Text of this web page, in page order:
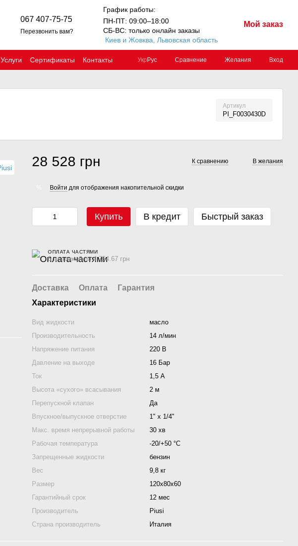
067 407-75-75
Перезвонить вам?
График работы:
ПН-ПТ: 09:00–18:00
СБ-ВС: только онлайн заказы
Киев и Жовква, Львовская область
Мой заказ
Услуги Сертификаты Контакты Укр Рус Сравнение Желания Вход
Артикул
PI_F0030430D
28 528 грн К сравнению В желания
Войти для отображения накопительной скидки
Купить В кредит Быстрый заказ
ОПЛАТА ЧАСТЯМИ
6 платежей по 4 754.67 грн
Доставка Оплата
Гарантия
Характеристики
Вид жидкости
масло
Производительность
14 л/мин
Напряжение питания
220 В
Давление на выходе
16 Бар
Ток
1,5 А
Высота «сухого» всасывания
2 м
Перепускной клапан
Да
Впускное/выпускное отверстие
1" х 1/4"
Макс. время непрерывной работы
30 хв
Рабочая температура
-20/+50 °С
Запрещенные жидкости
бензин
Вес
9,8 кг
Размер
120x80x60
Гарантийный срок
12 мес
Производитель
Piusi
Страна производитель
Италия